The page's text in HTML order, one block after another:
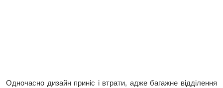
Одночасно дизайн приніс і втрати, адже багажне відділення